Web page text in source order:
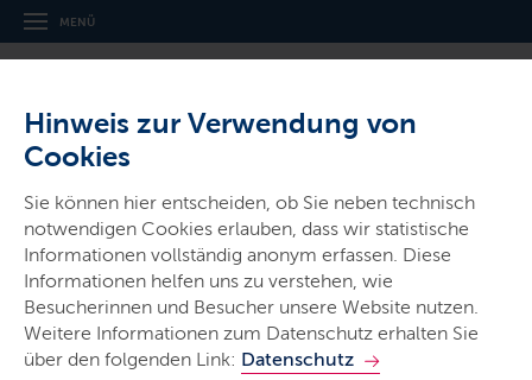
Hinweis zur Verwendung von
Cookies
Sie können hier entscheiden, ob Sie neben technisch
notwendigen Cookies erlauben, dass wir statistische
Informationen vollständig anonym erfassen. Diese
Informationen helfen uns zu verstehen, wie
Besucherinnen und Besucher unsere Website nutzen.
Weitere Informationen zum Datenschutz erhalten Sie
über den folgenden Link: Datenschutz
MENÜ
Ministerium für Wirtschaft,
Verkehr, Arbeit, Technologie und
Tourismus
Ministerien & Behörden